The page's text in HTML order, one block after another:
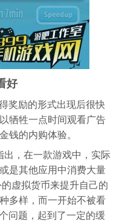
好
奖励的形式出现后很快
牺牲一点时间观看广告
钱的内购体验。
，在一款游戏中，实际
是其他应用中消费大量
虚拟货币来提升自己的
多样，而一开始不被看
问题，起到了一定的缓